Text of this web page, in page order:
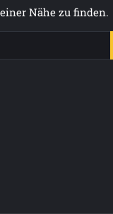
Nähe zu finden.